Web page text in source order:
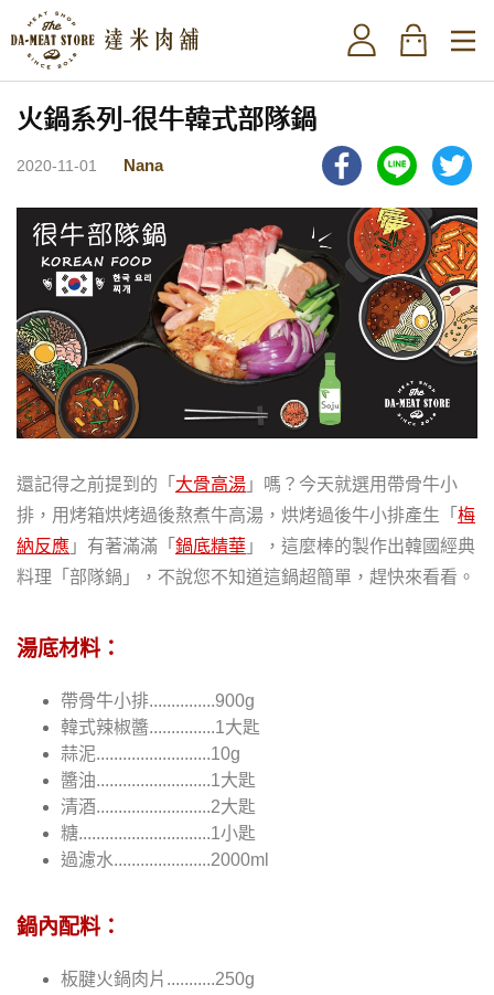
火鍋系列-很牛韓式部隊鍋
2020-11-01 Nana
還記得之前提到的「 大骨高湯 」嗎？今天就選用帶骨牛小
排，用烤箱烘烤過後熬煮牛高湯，烘烤過後牛小排產生 「 梅
納反應 」有著滿滿「 鍋底精華 」，這麼棒的製作出韓國經典
料理「部隊鍋」，不說您不知道這鍋超簡單，趕快來看看 。
湯底材料：
帶骨牛小排...............900g
韓式辣椒醬...............1大匙
蒜泥..........................10g
醬油..........................1大匙
清酒..........................2大匙
糖..............................1小匙
過濾水......................2000ml
鍋內配料：
板腱火鍋肉片...........250g